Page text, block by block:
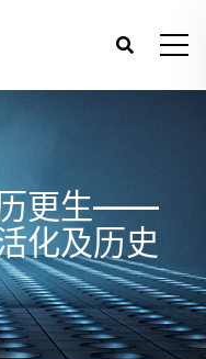
历更生——
化及历史